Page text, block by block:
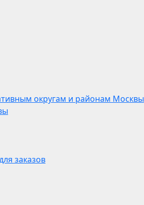
округам и районам Москвы
заказов